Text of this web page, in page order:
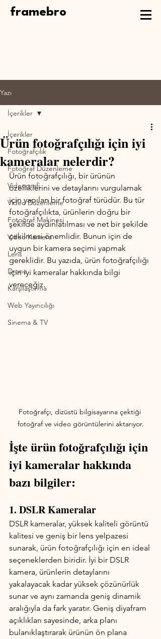
framebro
Yazı
İçerikler
Fotoğrafçılık
Fotoğraf Düzenleme
Videografi
Video Düzenleme
Fotoğraf Makinesi
Video Kamera
Lens
Drone
Karşılaştırma
Web Yayıncılığı
Sinema & TV
İçerikler
Ürün fotoğrafçılığı için iyi
kameralar nelerdir?
Ürün fotoğrafçılığı, bir ürünün
özelliklerini ve detaylarını vurgulamak
için yapılan bir fotoğraf türüdür. Bu tür
fotoğrafçılıkta, ürünlerin doğru bir
şekilde aydınlatılması ve net bir şekilde
çekilmesi önemlidir. Bunun için de
uygun bir kamera seçimi yapmak
gereklidir. Bu yazıda, ürün fotoğrafçılığı
için iyi kameralar hakkında bilgi
vereceğiz.
Fotoğrafçı, dizüstü bilgisayarına çektiği
fotoğraf ve video görüntülerini aktarıyor.
İşte ürün fotoğrafçılığı için
iyi kameralar hakkında
bazı bilgiler:
1. DSLR Kameralar
DSLR kameralar, yüksek kaliteli görüntü
kalitesi ve geniş bir lens yelpazesi
sunarak, ürün fotoğrafçılığı için en ideal
seçeneklerden biridir. İyi bir DSLR
kamera, ürünlerin detaylarını
yakalayacak kadar yüksek çözünürlük
sunar ve aynı zamanda geniş dinamik
aralığıyla da fark yaratır. Geniş diyafram
açıklıkları sayesinde, arka planı
bulanıklaştırarak ürünün ön plana